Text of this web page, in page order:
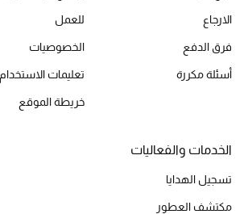
دليل ملتزمات الحقائب
حقائب رجالية
أبرز المصممين
دليل ملتزمات الحقائب
الارجاع
فرق الدفع
أسئلة مكررة
للعمل
الخصوصيات
تعليمات الاستخدام
خريطة الموقع
الخدمات والفعاليات
تسجيل الهدايا
مكتشف العطور